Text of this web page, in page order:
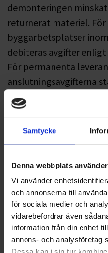
Samtycke
Denna webbplats
Vi använder
och annonserna till
för sociala medier och
vidarebefordrar även
information från din enhet
annons- och analysföretag
demonteringen
returnerat materiel.
byggarbetsplatser
debiteras avgifter
För permanenta
anslutningsavgifterna
bundits till
"Anslutningsavgifter".
gemensamma
separata serviser till
debiteras
leveranspunkt.
I anslutningsavgiften